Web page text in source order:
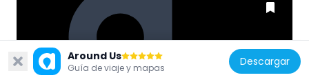
Italia
Fontana di Eolo
Around Us
Guía de viaje y mapas Descargar